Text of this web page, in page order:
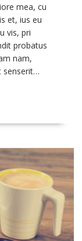
mea, cu
et, ius eu
vis, pri
probatus
nam,
senserit…